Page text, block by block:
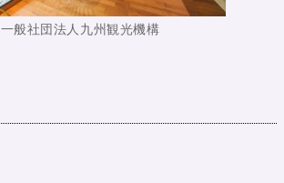
一般社団法人九州観光機構